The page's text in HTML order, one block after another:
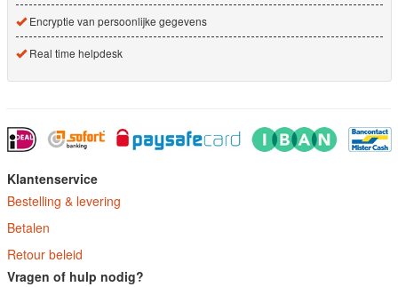
Encryptie van persoonlijke gegevens
Real time helpdesk
Klantenservice
Bestelling & levering
Betalen
Retour beleid
Vragen of hulp nodig?